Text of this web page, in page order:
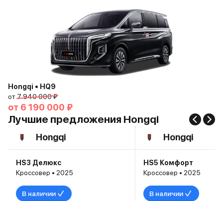
Hongqi • HQ9
от7 940 000 ₽
от 6 190 000 ₽
Лучшие предложения Hongqi
Hongqi
HS3 Делюкс
Кроссовер • 2025
В наличии
Hongqi
HS5 Комфорт
Кроссовер • 2025
В наличии